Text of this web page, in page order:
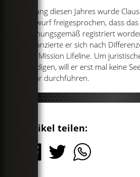
Anfang diesen Jahres wurde
Vorwurf freigesprochen, dass
ordnungsgemäß registriert
distanzierte er sich nach
von Mission Lifeline. Um
erledigen, will er erst mal keine
mehr durchführen.
Artikel teilen: